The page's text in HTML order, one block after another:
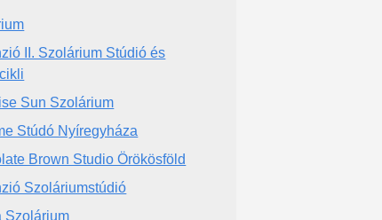
II. Szolárium Stúdió és
Sun Szolárium
Stúdó Nyíregyháza
Brown Studio Örökösföld
Szoláriumstúdió
Szolárium